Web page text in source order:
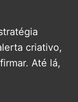
criativo,
Até lá,